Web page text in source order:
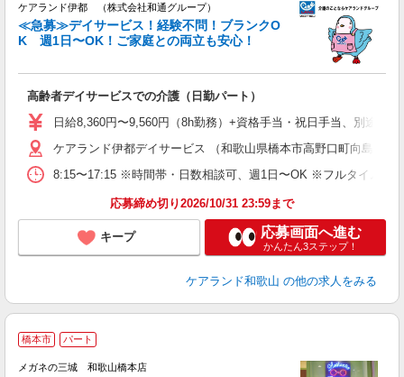
ケアランド伊都 （株式会社和通グループ）
≪急募≫デイサービス！経験不問！ブランクO
K 週1日〜OK！ご家庭との両立も安心！
高齢者デイサービスでの介護（日勤パート）
日給8,360円〜9,560円（8h勤務）+資格手当・祝日手当、別途
ケアランド伊都デイサービス （和歌山県橋本市高野口町向島171-
8:15〜17:15 ※時間帯・日数相談可、週1日〜OK ※フルタイム勤
応募締め切り2026/10/31 23:59まで
キープ 応募画面へ進む
かんたん3ステップ！
ケアランド和歌山 の他の求人をみる
橋本市 パート
メガネの三城 和歌山橋本店